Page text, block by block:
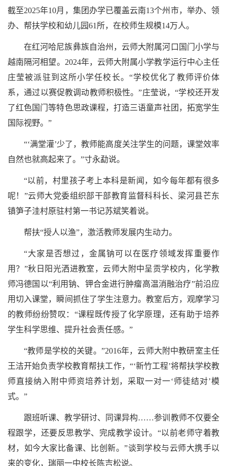
截至2025年10月，集团办学已覆盖云南13个州市，举办、领
办、帮扶学校和幼儿园61所，在校师生规模14万人。
在红河哈尼族彝族自治州，云师大附属河口国门小学与
越南隔河相望。2024年，云师大附属小学教学运行中心主任
庄莹被派驻到这所小学任校长。“学校优化了教师评价体
系，通过以赛促教调动教师积极性。”庄莹说，“学校还开发
了红色国门等特色思政课程，打造三语童声社团，拓宽学生
国际视野。”
“‘满堂灌’少了，教师能高度关注学生的问题，课堂效率
自然也就高起来了。”寸永勐说。
“以前，村里孩子考上本科是新闻，如今每年都有很多
呢！”云师大党委组织部干部教育监督科科长、梁河县芒东
镇笋子洼村原驻村第一书记苏斌笑着说。
帮扶“授人以渔”，激活教师发展内生动力。
“大家是否想过，金属钠可以在医疗领域发挥重要作
用？”秋日阳光洒进教室，云师大附中呈贡学校内，化学教
师冯德国以“利用钠、钾合金进行肿瘤高温消融治疗”前沿应
用切入课堂，瞬间抓住了学生注意力。教室后方，观摩学习
的教师纷纷赞叹：“课程既传授了化学原理，还有助于培养
学生科学思维、提升社会责任感。”
“教师是学校的关键。”2016年，云师大附中教研室主任
王洁开始负责学校教育帮扶工作，“‘新竹工程’将帮扶学校教
师直接纳入附中师资培养计划，采取一对一‘师徒结对’模
式。”
跟班听课、教学研讨、同课异构……参训教师不仅要全
程跟学，还要反思教学、完成教学设计。“以前老师守着教
材，如今大家比备课、比创新。”谈到学校与云师大携手以
来的变化，瑞丽一中校长陈吉松说。